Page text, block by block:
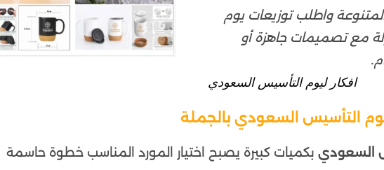
واطلب توزيعات يوم
مع تصميمات جاهزة أو
افكار ليوم التأسيس السعودي
التأسيس السعودي بالجملة
السعودي بكميات كبيرة يصبح اختيار المورد المناسب خطوة حاسمة